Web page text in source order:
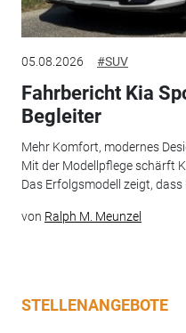
05.08.2026 #SUV
Fahrbericht Kia
Begleiter
Mehr Komfort, modernes
Mit der Modellpflege schärft
Das Erfolgsmodell zeigt,
von Ralph M. Meunzel
STELLENANGEBOTE